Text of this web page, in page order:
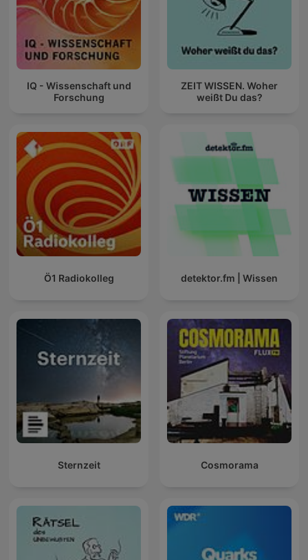
IQ - Wissenschaft und
Forschung
ZEIT WISSEN. Woher
weißt Du das?
Ö1 Radiokolleg detektor.fm | Wissen
Sternzeit Cosmorama